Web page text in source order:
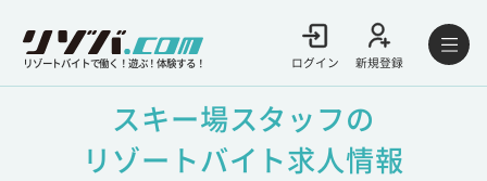
リゾートバイトで働く！遊ぶ！体験する！ ログイン 新規登録
スキー場スタッフの
リゾートバイト求人情報